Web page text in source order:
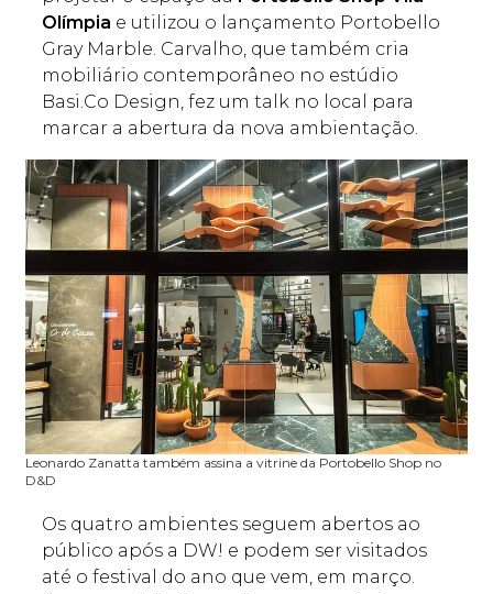
Olímpia e utilizou o lançamento Portobello
Gray Marble. Carvalho, que também cria
mobiliário contemporâneo no estúdio
Basi.Co Design, fez um talk no local para
marcar a abertura da nova ambientação.
Leonardo Zanatta também assina a vitrine da Portobello Shop no
D&D
Os quatro ambientes seguem abertos ao
público após a DW! e podem ser visitados
até o festival do ano que vem, em março.